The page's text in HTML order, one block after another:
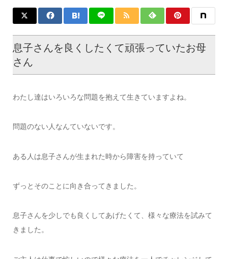
息子さんを良くしたくて頑張っていたお母
さん
わたし達はいろいろな問題を抱えて生きていますよね。
問題のない人なんていないです。
ある人は息子さんが生まれた時から障害を持っていて
ずっとそのことに向き合ってきました。
息子さんを少しでも良くしてあげたくて、様々な療法を試みて
きました。